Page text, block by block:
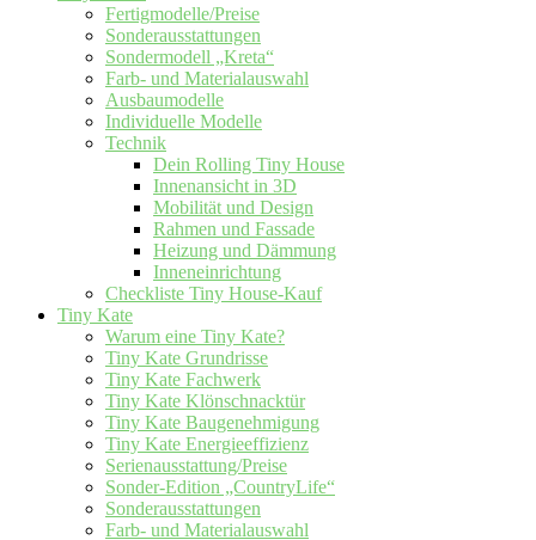
Fertigmodelle/Preise
Sonderausstattungen
Sondermodell „Kreta“
Farb- und Materialauswahl
Ausbaumodelle
Individuelle Modelle
Technik
Dein Rolling Tiny House
Innenansicht in 3D
Mobilität und Design
Rahmen und Fassade
Heizung und Dämmung
Inneneinrichtung
Checkliste Tiny House-Kauf
Tiny Kate
Warum eine Tiny Kate?
Tiny Kate Grundrisse
Tiny Kate Fachwerk
Tiny Kate Klönschnacktür
Tiny Kate Baugenehmigung
Tiny Kate Energieeffizienz
Serienausstattung/Preise
Sonder-Edition „CountryLife“
Sonderausstattungen
Farb- und Materialauswahl